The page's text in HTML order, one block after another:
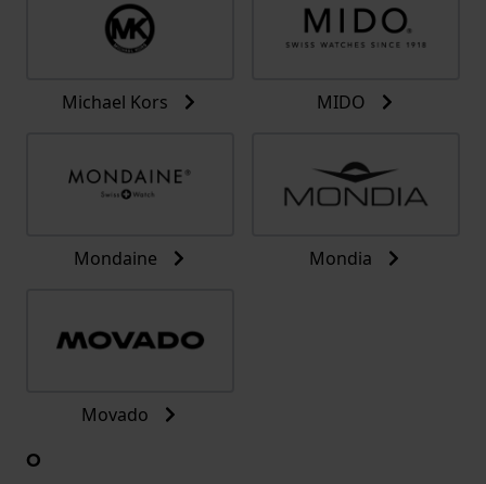
Michael Kors MIDO
Mondaine Mondia
Movado
O